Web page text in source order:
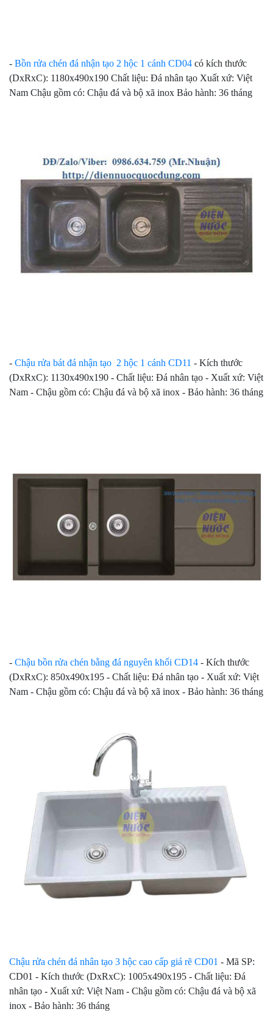
- Bồn rửa chén đá nhận tạo 2 hộc 1 cánh CD04 có kích thước
(DxRxC): 1180x490x190 Chất liệu: Đá nhân tạo Xuất xứ: Việt
Nam Chậu gồm có: Chậu đá và bộ xã inox Bảo hành: 36 tháng
- Chậu rửa bát đá nhận tạo 2 hộc 1 cánh CD11 - Kích thước
(DxRxC): 1130x490x190 - Chất liệu: Đá nhân tạo - Xuất xứ: Việt
Nam - Chậu gồm có: Chậu đá và bộ xã inox - Bảo hành: 36 tháng
- Chậu bồn rửa chén bằng đá nguyên khối CD14 - Kích thước
(DxRxC): 850x490x195 - Chất liệu: Đá nhân tạo - Xuất xứ: Việt
Nam - Chậu gồm có: Chậu đá và bộ xã inox - Bảo hành: 36 tháng
Chậu rửa chén đá nhân tạo 3 hộc cao cấp giá rẽ CD01 - Mã SP:
CD01 - Kích thước (DxRxC): 1005x490x195 - Chất liệu: Đá
nhân tạo - Xuất xứ: Việt Nam - Chậu gồm có: Chậu đá và bộ xã
inox - Bảo hành: 36 tháng